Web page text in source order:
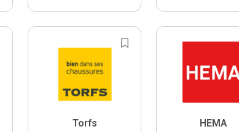
Torfs HEMA